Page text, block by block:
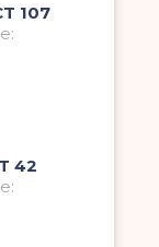
107
42